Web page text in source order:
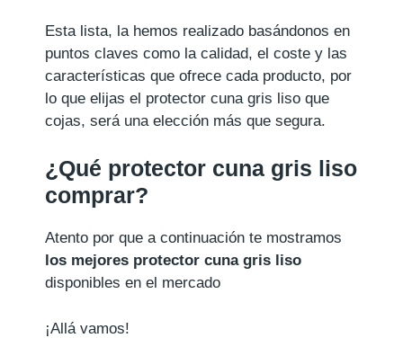
Esta lista, la hemos realizado basándonos en
puntos claves como la calidad, el coste y las
características que ofrece cada producto, por
lo que elijas el protector cuna gris liso que
cojas, será una elección más que segura.
¿Qué protector cuna gris liso
comprar?
Atento por que a continuación te mostramos
los mejores protector cuna gris liso
disponibles en el mercado
¡Allá vamos!